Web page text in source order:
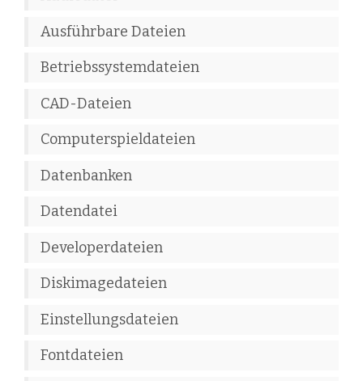
Ausführbare Dateien
Betriebssystemdateien
CAD-Dateien
Computerspieldateien
Datenbanken
Datendatei
Developerdateien
Diskimagedateien
Einstellungsdateien
Fontdateien